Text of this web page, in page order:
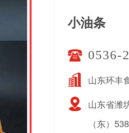
小油条
0536-
山东环丰
山东省潍
（东）